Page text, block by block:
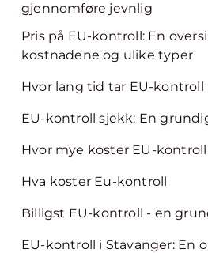
gjennomføre jevnlig
Pris på EU-kontroll: En
kostnadene og ulike typer
Hvor lang tid tar EU-kontroll
EU-kontroll sjekk: En
Hvor mye koster EU-kontroll
Hva koster Eu-kontroll
Billigst EU-kontroll - en
EU-kontroll i Stavanger: En